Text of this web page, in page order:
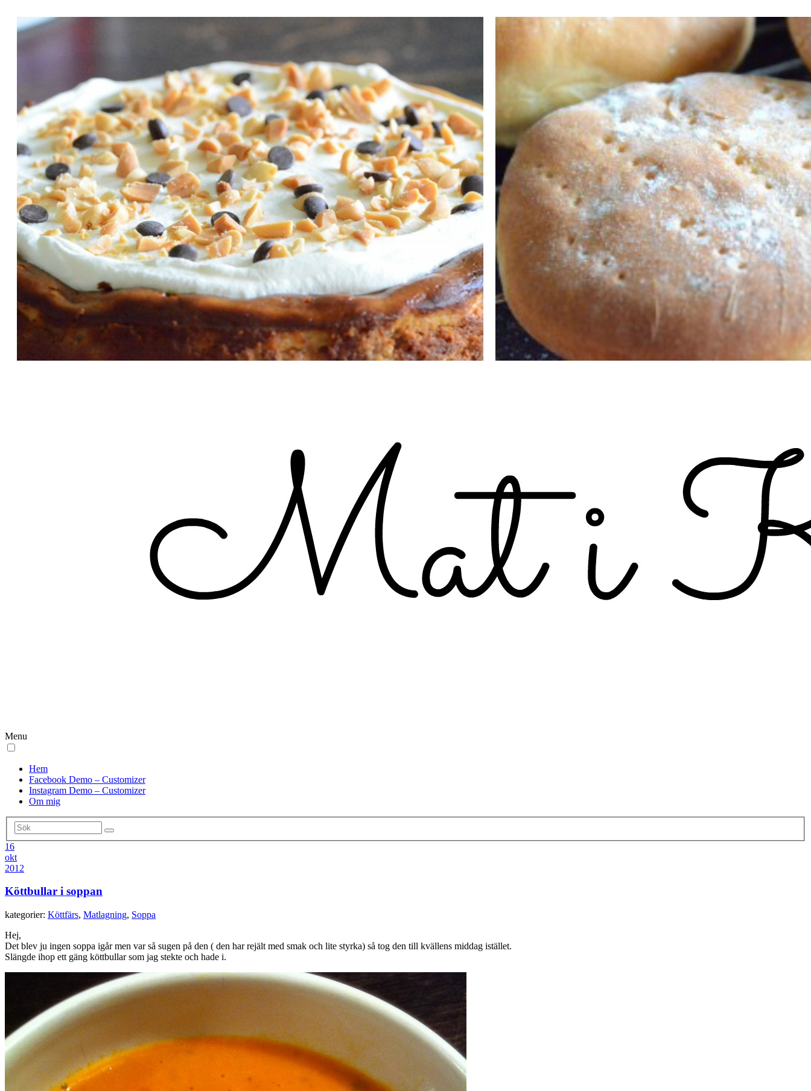
Menu
Hem
Facebook Demo – Customizer
Instagram Demo – Customizer
Om mig
16
okt
2012
Köttbullar i soppan
kategorier: Köttfärs, Matlagning, Soppa
Hej,
Det blev ju ingen soppa igår men var så sugen på den ( den har rejält med smak och lite styrka) så tog den till kvällens middag istället.
Slängde ihop ett gäng köttbullar som jag stekte och hade i.